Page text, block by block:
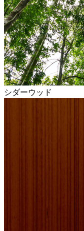
シダーウッド